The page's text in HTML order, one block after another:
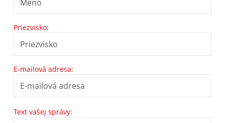
Priezvisko:
E-mailová adresa:
Text vašej správy: